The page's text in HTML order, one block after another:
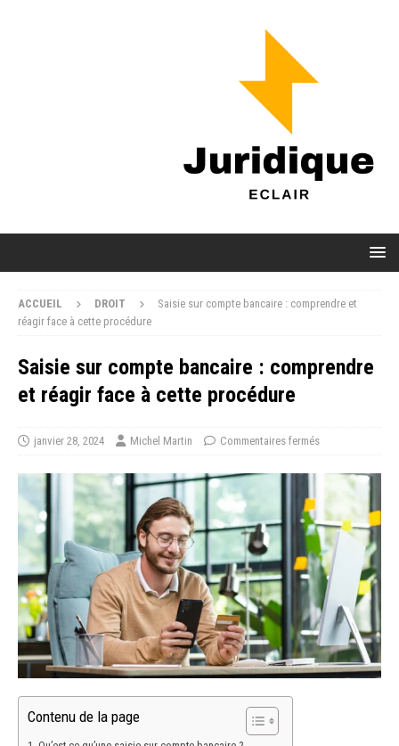
ACCUEIL DROIT
Saisie sur compte bancaire : comprendre et
réagir face à cette procédure
Saisie sur compte bancaire : comprendre
et réagir face à cette procédure
janvier 28, 2024 Michel Martin Commentaires fermés
Contenu de la page